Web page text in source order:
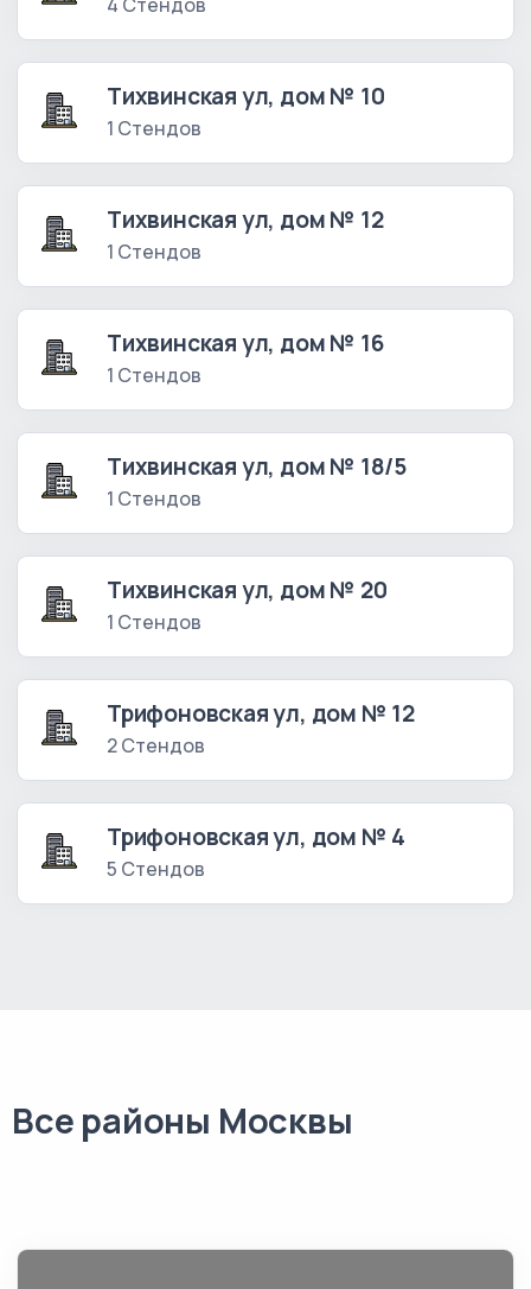
4 Стендов
Тихвинская ул, дом № 10
1 Стендов
Тихвинская ул, дом № 12
1 Стендов
Тихвинская ул, дом № 16
1 Стендов
Тихвинская ул, дом № 18/5
1 Стендов
Тихвинская ул, дом № 20
1 Стендов
Трифоновская ул, дом № 12
2 Стендов
Трифоновская ул, дом № 4
5 Стендов
Все районы Москвы